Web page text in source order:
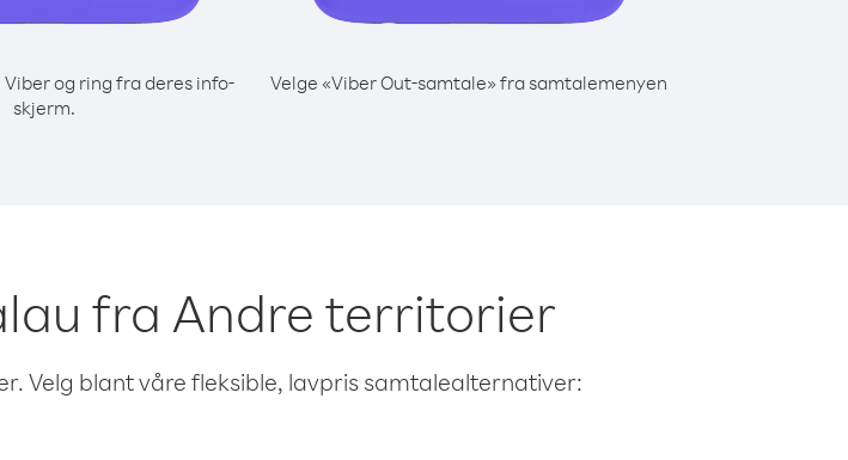
og ring fra deres info-
skjerm.
Velge «Viber Out-samtale» fra samtalemenyen
fra Andre territorier
Velg blant våre fleksible, lavpris samtalealternativer: